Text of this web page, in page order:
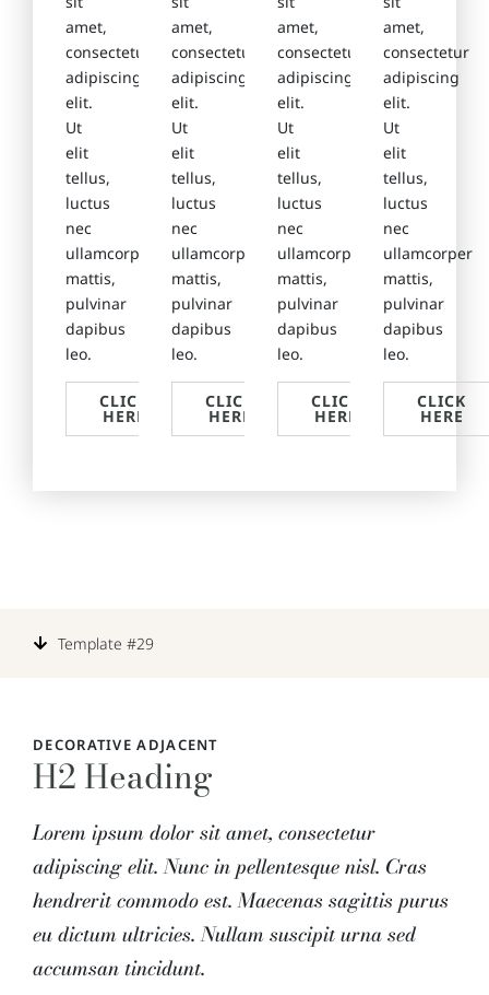
amet,
consectetur
adipiscing
elit.
Ut
elit
tellus,
luctus
nec
ullamcorper
mattis,
pulvinar
dapibus
leo.
CLICK
HERE
amet,
consectetur
adipiscing
elit.
Ut
elit
tellus,
luctus
nec
ullamcorper
mattis,
pulvinar
dapibus
leo.
CLICK
HERE
amet,
consectetur
adipiscing
elit.
Ut
elit
tellus,
luctus
nec
ullamcorper
mattis,
pulvinar
dapibus
leo.
CLICK
HERE
amet,
consectetur
adipiscing
elit.
Ut
elit
tellus,
luctus
nec
ullamcorper
mattis,
pulvinar
dapibus
leo.
CLICK
HERE
Template #29
DECORATIVE ADJACENT
H2 Heading
Lorem ipsum dolor sit amet, consectetur
adipiscing elit. Nunc in pellentesque nisl. Cras
hendrerit commodo est. Maecenas sagittis purus
eu dictum ultricies. Nullam suscipit urna sed
accumsan tincidunt.